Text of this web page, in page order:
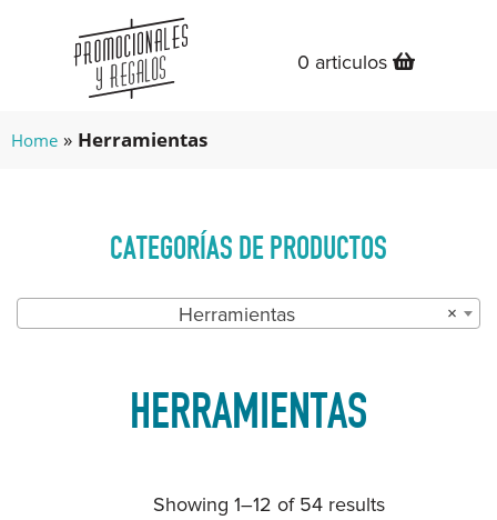
0 articulos
Home » Herramientas
CATEGORÍAS DE PRODUCTOS
×
Herramientas
HERRAMIENTAS
Showing 1–12 of 54 results